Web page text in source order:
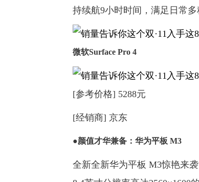
持续航9小时时间，满足日常多
微软Surface Pro 4
[参考价格] 5288元
[经销商] 京东
●颜值才华兼备：华为平板 M3
全新全新华为平板 M3惊艳来